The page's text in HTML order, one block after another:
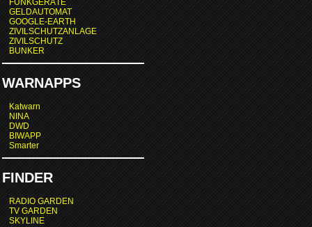
FUNKGERÄTE
GELDAUTOMAT
GOOGLE-EARTH
ZIVILSCHUTZANLAGE
ZIVILSCHUTZ
BUNKER
WARNAPPS
Katwarn
NINA
DWD
BIWAPP
Smarter
FINDER
RADIO GARDEN
TV GARDEN
SKYLINE